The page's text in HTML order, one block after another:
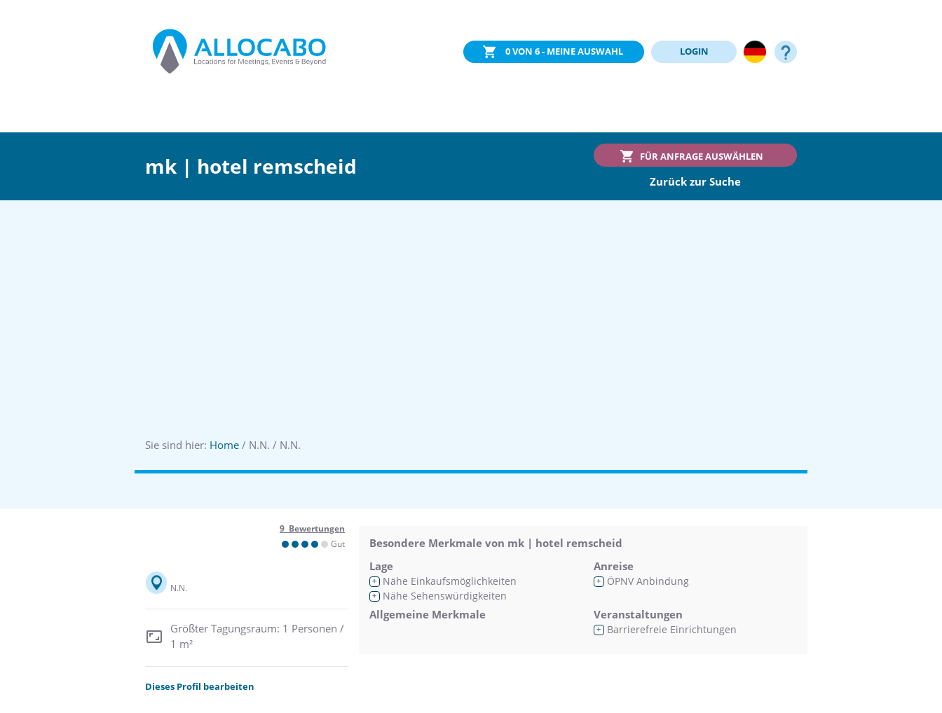
0VON 6 - MEINE AUSWAHL LOGIN
mk | hotel remscheid FÜR ANFRAGE AUSWÄHLEN
Zurück zur Suche
Sie sind hier: Home / N.N. / N.N.
9 Bewertungen
Gut
N.N.
Größter Tagungsraum: 1 Personen /
1 m²
Dieses Profil bearbeiten
Besondere Merkmale von mk | hotel remscheid
Lage
+ Nähe Einkaufsmöglichkeiten
+ Nähe Sehenswürdigkeiten
Anreise
+ ÖPNV Anbindung
Allgemeine Merkmale Veranstaltungen
+ Barrierefreie Einrichtungen